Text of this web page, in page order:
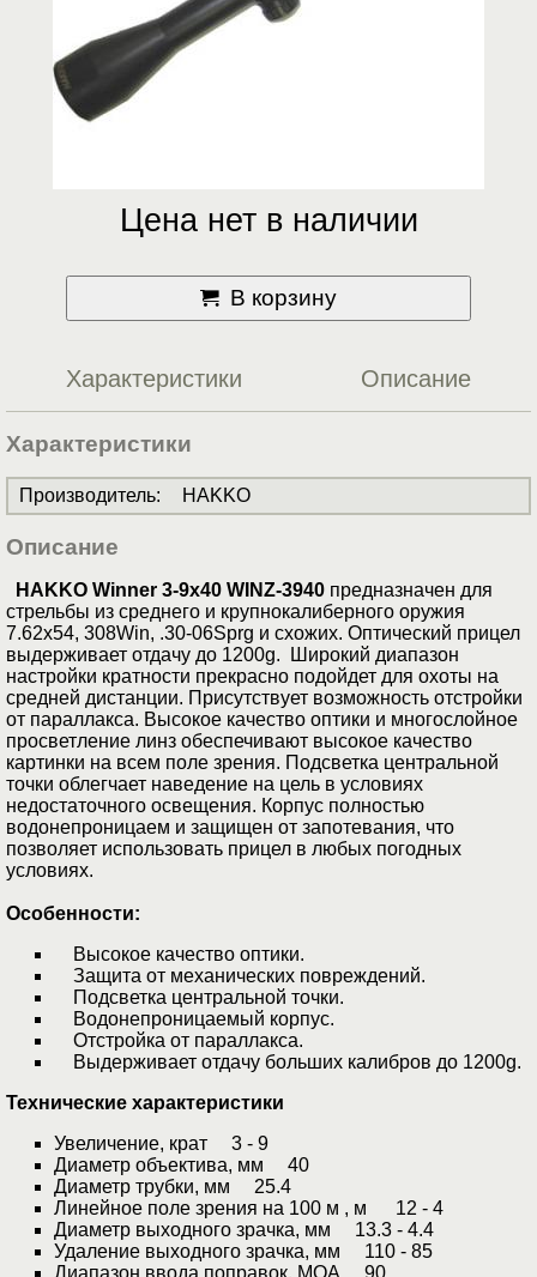
Цена нет в наличии
В корзину
Характеристики Описание
Характеристики
Производитель: HAKKO
Описание
HAKKO Winner 3-9x40 WINZ-3940 предназначен для
стрельбы из среднего и крупнокалиберного оружия
7.62x54, 308Win, .30-06Sprg и схожих. Оптический прицел
выдерживает отдачу до 1200g. Широкий диапазон
настройки кратности прекрасно подойдет для охоты на
средней дистанции. Присутствует возможность отстройки
от параллакса. Высокое качество оптики и многослойное
просветление линз обеспечивают высокое качество
картинки на всем поле зрения. Подcветка центральной
точки облегчает наведение на цель в условиях
недостаточного освещения. Корпус полностью
водонепроницаем и защищен от запотевания, что
позволяет использовать прицел в любых погодных
условиях.
Особенности:
Высокое качество оптики.
Защита от механических повреждений.
Подcветка центральной точки.
Водонепроницаемый корпус.
Отстройка от параллакса.
Выдерживает отдачу больших калибров до 1200g.
Технические характеристики
Увеличение, крат 3 - 9
Диаметр объектива, мм 40
Диаметр трубки, мм 25.4
Линейное поле зрения на 100 м , м 12 - 4
Диаметр выходного зрачка, мм 13.3 - 4.4
Удаление выходного зрачка, мм 110 - 85